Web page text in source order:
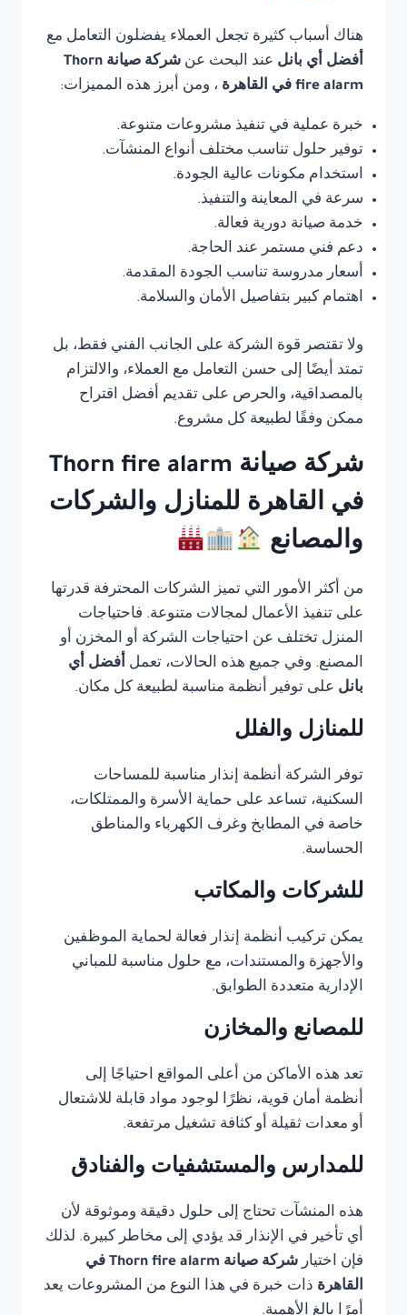
هناك أسباب كثيرة تجعل العملاء يفضلون التعامل مع
أفضل أي بانل عند البحث عن
شركة صيانة Thorn
fire alarm في القاهرة
، ومن أبرز هذه المميزات:
خبرة عملية في تنفيذ مشروعات متنوعة.
توفير حلول تناسب مختلف أنواع المنشآت.
استخدام مكونات عالية الجودة.
سرعة في المعاينة والتنفيذ.
خدمة صيانة دورية فعالة.
دعم فني مستمر عند الحاجة.
أسعار مدروسة تناسب الجودة المقدمة.
اهتمام كبير بتفاصيل الأمان والسلامة.
ولا تقتصر قوة الشركة على الجانب الفني فقط، بل
تمتد أيضًا إلى حسن التعامل مع العملاء، والالتزام
بالمصداقية، والحرص على تقديم أفضل اقتراح
ممكن وفقًا لطبيعة كل مشروع.
شركة صيانة Thorn fire alarm
في القاهرة للمنازل والشركات
والمصانع
من أكثر الأمور التي تميز الشركات المحترفة قدرتها
على تنفيذ الأعمال لمجالات متنوعة. فاحتياجات
المنزل تختلف عن احتياجات الشركة أو المخزن أو
المصنع. وفي جميع هذه الحالات، تعمل أفضل أي
بانل على توفير أنظمة مناسبة لطبيعة كل مكان.
للمنازل والفلل
توفر الشركة أنظمة إنذار مناسبة للمساحات
السكنية، تساعد على حماية الأسرة والممتلكات،
خاصة في المطابخ وغرف الكهرباء والمناطق
الحساسة.
للشركات والمكاتب
يمكن تركيب أنظمة إنذار فعالة لحماية الموظفين
والأجهزة والمستندات، مع حلول مناسبة للمباني
الإدارية متعددة الطوابق.
للمصانع والمخازن
تعد هذه الأماكن من أعلى المواقع احتياجًا إلى
أنظمة أمان قوية، نظرًا لوجود مواد قابلة للاشتعال
أو معدات ثقيلة أو كثافة تشغيل مرتفعة.
للمدارس والمستشفيات والفنادق
هذه المنشآت تحتاج إلى حلول دقيقة وموثوقة لأن
أي تأخير في الإنذار قد يؤدي إلى مخاطر كبيرة. لذلك
فإن اختيار
شركة صيانة Thorn fire alarm في
القاهرة ذات خبرة في هذا النوع من المشروعات يعد